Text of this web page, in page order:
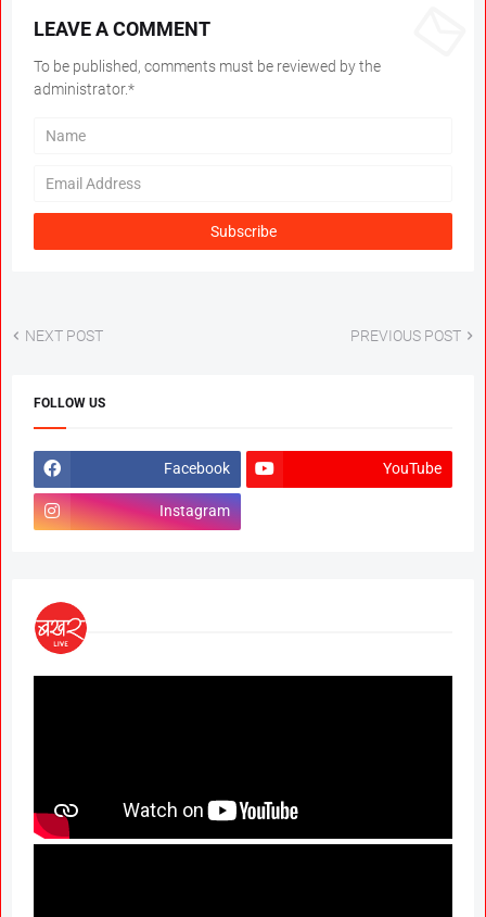
LEAVE A COMMENT
To be published, comments must be reviewed by the
administrator.*
NEXT POST PREVIOUS POST
FOLLOW US
Facebook YouTube
Instagram